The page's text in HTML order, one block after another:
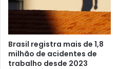
Brasil registra mais de 1,8
milhão de acidentes de
trabalho desde 2023